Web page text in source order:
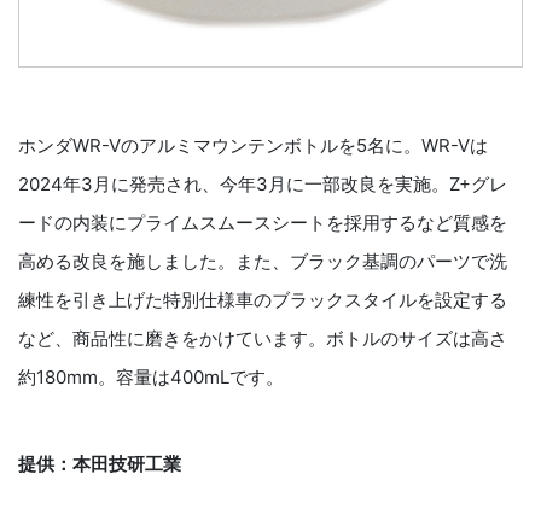
ホンダWR-Vのアルミマウンテンボトルを5名に。WR-Vは
2024年3月に発売され、今年3月に一部改良を実施。Z+グレ
ードの内装にプライムスムースシートを採用するなど質感を
高める改良を施しました。また、ブラック基調のパーツで洗
練性を引き上げた特別仕様車のブラックスタイルを設定する
など、商品性に磨きをかけています。ボトルのサイズは高さ
約180mm。容量は400mLです。
提供：本田技研工業